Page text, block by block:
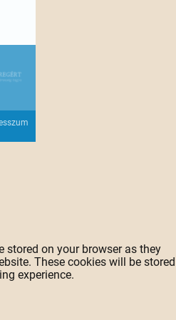
stored on your browser as they
These cookies will be stored
experience.